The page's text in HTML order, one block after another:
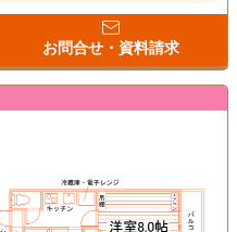
お問合せ・資料請求